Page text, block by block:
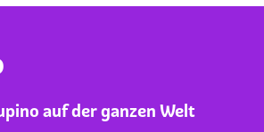
auf der ganzen Welt